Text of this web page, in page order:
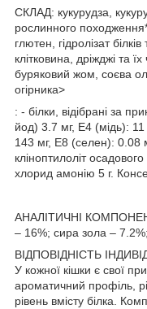
СКЛАД: кукурудза,
рослинного
глютен, гідролізат
клітковина, дріжджі та
буряковий жом, соєва
огірника>
: - білки, відібрані за
йод) 3.7 мг, E4 (мідь):
143 мг, E8 (селен): 0.08
кліноптилоліт
хлорид амонію 5 г.
АНАЛІТИЧНІ
– 16%; сира зола –
ВІДПОВІДНІСТЬ
У кожної кішки є свої
ароматичний профіль,
рівень вмісту білка.